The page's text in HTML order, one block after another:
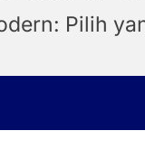
Pilih